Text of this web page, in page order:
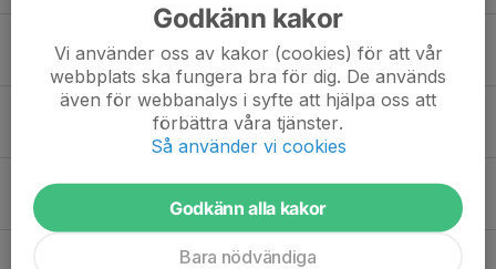
26 jun, 12:42 0
Herrmatchen
22 jun, 19:57 0
Veckoinformation v.25-26
18 jun, 13:15 0
Veckoinformation v.24
Godkänn kakor
Vi använder oss av kakor (cookies) för att vår
webbplats ska fungera bra för dig. De används
även för webbanalys i syfte att hjälpa oss att
förbättra våra tjänster.
Så använder vi cookies
Godkänn alla kakor
Bara nödvändiga